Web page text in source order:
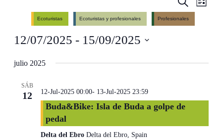
Search
and
List
Ecoturistas Ecoturistas y profesionales Profesionales
12/07/2025 - 15/09/2025
date.
julio 2025
SÁB
12 12-Jul-2025 00:00- 13-Jul-2025 23:59
Buda&Bike: Isla de Buda a golpe de
pedal
Delta del Ebro Delta del Ebro, Spain